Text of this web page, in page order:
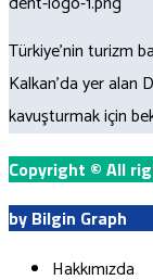
Türkiye’nin turizm
Kalkan’da yer alan
kavuşturmak için
Copyright © All
by Bilgin Graph
Hakkımızda